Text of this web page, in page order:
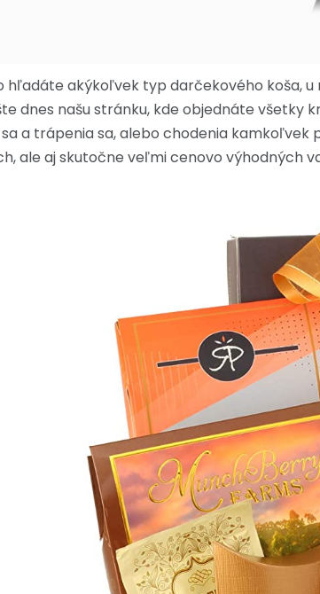
hľadáte akýkoľvek typ darčekového koša,
dnes našu stránku, kde objednáte všetky
a trápenia sa, alebo chodenia
ale aj skutočne veľmi cenovo výhodných